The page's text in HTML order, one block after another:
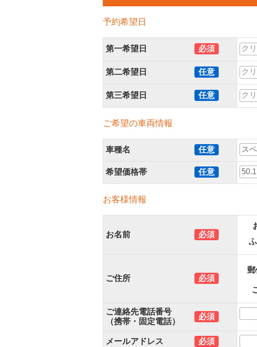
予約希望日
第一希望日 必須
第二希望日 任意
第三希望日 任意
ご希望の車両情報
車種名 任意
希望価格帯 任意
お客様情報
お名前 必須
ご住所 必須
ご連絡先電話番号
（携帯・固定電話）
必須
メールアドレス 必須